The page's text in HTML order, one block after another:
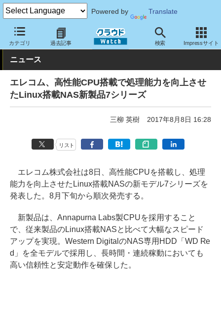
Powered by Translate
カテゴリ 過去記事 検索 Impressサイト
クラウド Watch ハード・インフラ ハードウェア ストレージ
ニュース
エレコム、高性能CPU搭載で処理能力を向上させ
たLinux搭載NAS新製品7シリーズ
三柳 英樹 2017年8月8日 16:28
リスト
エレコム株式会社は8日、高性能CPUを搭載し、処理
能力を向上させたLinux搭載NASの新モデル7シリーズを
発表した。8月下旬から順次発売する。
新製品は、Annapurna Labs製CPUを採用すること
で、従来製品のLinux搭載NASと比べて大幅なスピード
アップを実現。Western DigitalのNAS専用HDD「WD Re
d」を全モデルで採用し、長時間・連続稼動においても
高い信頼性と安定動作を確保した。